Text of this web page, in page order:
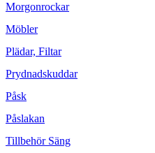
Morgonrockar
Möbler
Plädar, Filtar
Prydnadskuddar
Påsk
Påslakan
Tillbehör Säng